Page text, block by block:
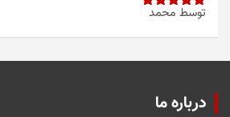
امتیاز5از
توسط محمد
درباره ما